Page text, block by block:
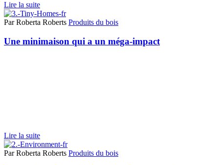
Lire la suite
Par Roberta Roberts Produits du bois
Une minimaison qui a un méga-impact
Lire la suite
Par Roberta Roberts Produits du bois